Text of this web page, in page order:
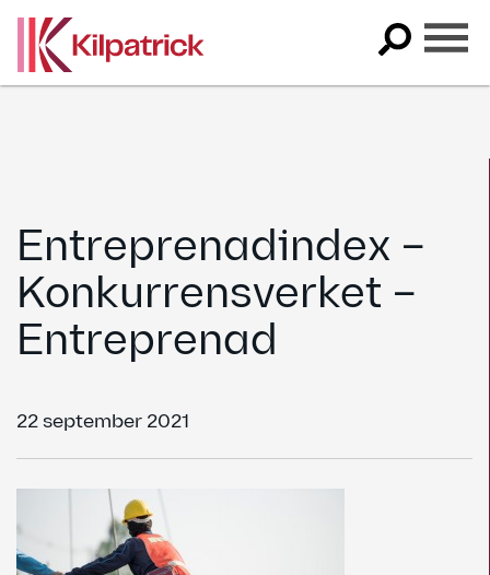
content
Entreprenadindex –
Konkurrensverket –
Entreprenad
22 september 2021